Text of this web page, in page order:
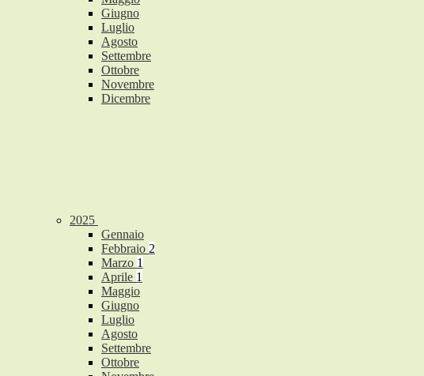
Giugno
Luglio
Agosto
Settembre
Ottobre
Novembre
Dicembre
2025
Gennaio
Febbraio 2
Marzo 1
Aprile 1
Maggio
Giugno
Luglio
Agosto
Settembre
Ottobre